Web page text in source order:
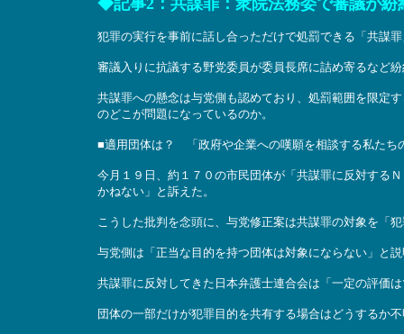
◆記事2：共謀罪：衆院法務委で審議が紛
犯罪の実行を事前に話し合っただけで処罰できる「共謀
審議入りに抗議する野党委員が委員長席に詰め寄るなど
共謀罪への懸念は与党側も認めており、処罰範囲を限定
のどこが問題になっているのか。
■適用団体は？ 「政府や企業への嘆願を相談する私たち
今月１９日、約１７０の市民団体が「共謀罪に反対する
かねない」と訴えた。
こうした批判を念頭に、与党修正案は共謀罪の対象を「
与党側は「正当な目的を持つ団体は対象にならない」と
共謀罪に反対してきた日本弁護士連合会は「一定の評価
団体の一部だけが犯罪目的を共有する場合はどうするか